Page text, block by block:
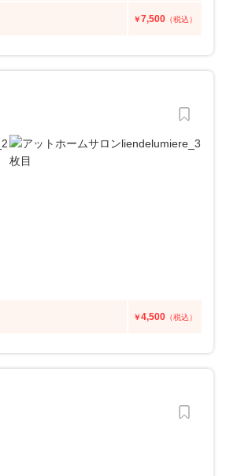
￥7,500 （税込）
￥4,500 （税込）